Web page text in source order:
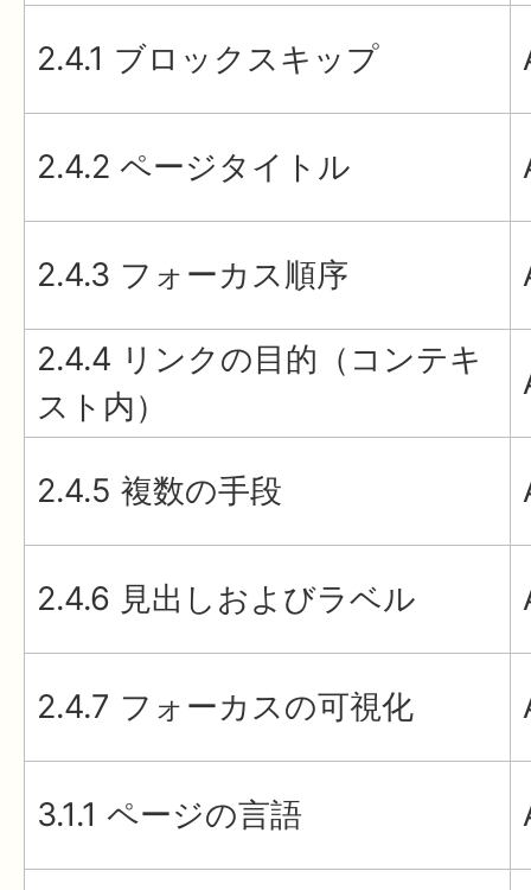
2.4.1 ブロックスキップ
2.4.2 ページタイトル
2.4.3 フォーカス順序
2.4.4 リンクの目的（コンテキ
スト内）
2.4.5 複数の手段
2.4.6 見出しおよびラベル
2.4.7 フォーカスの可視化
3.1.1 ページの言語